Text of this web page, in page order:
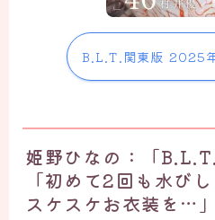
B.L.T.関東版 2025
姫野ひなの：「
「初めて2回も水び
スケスケお衣装を…」